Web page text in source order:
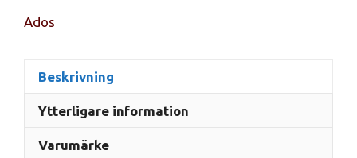
Ados
Beskrivning
Ytterligare information
Varumärke